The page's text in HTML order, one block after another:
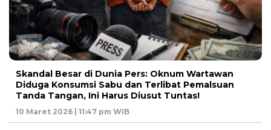
Skandal Besar di Dunia Pers: Oknum Wartawan
Diduga Konsumsi Sabu dan Terlibat Pemalsuan
Tanda Tangan, Ini Harus Diusut Tuntas!
10 Maret 2026 | 11:47 pm WIB